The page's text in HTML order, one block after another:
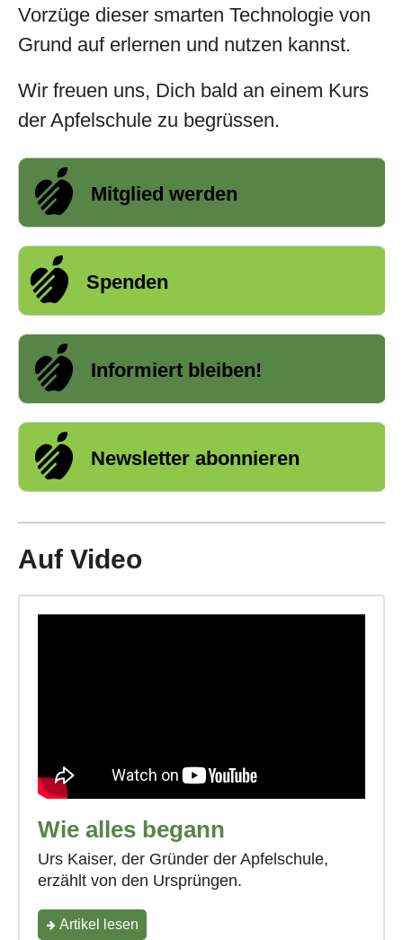
Vorzüge dieser smarten Technologie von
Grund auf erlernen und nutzen kannst.
Wir freuen uns, Dich bald an einem Kurs
der Apfelschule zu begrüssen.
Mitglied werden
Spenden
Informiert bleiben!
Newsletter abonnieren
Auf Video
Wie alles begann
Urs Kaiser, der Gründer der Apfelschule,
erzählt von den Ursprüngen.
Artikel lesen"Wie